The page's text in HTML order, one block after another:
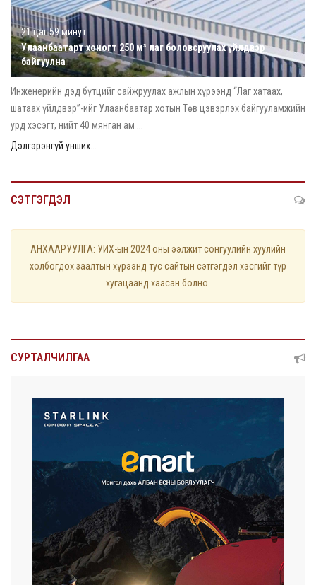
21 цаг 59 минут
Улаанбаатарт хоногт 250 м³ лаг боловсруулах үйлдвэр
байгуулна
Инженерийн дэд бүтцийг сайжруулах ажлын хүрээнд “Лаг хатаах,
шатаах үйлдвэр”-ийг Улаанбаатар хотын Төв цэвэрлэх байгууламжийн
урд хэсэгт, нийт 40 мянган ам ...
Дэлгэрэнгүй унших...
СЭТГЭГДЭЛ
АНХААРУУЛГА: УИХ-ын 2024 оны ээлжит сонгуулийн хуулийн
холбогдох заалтын хүрээнд тус сайтын сэтгэгдэл хэсгийг түр
хугацаанд хаасан болно.
СУРТАЛЧИЛГАА